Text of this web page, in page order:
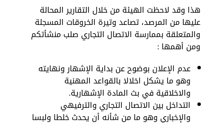
هذا وقد لاحظت الهيئة من خلال التقارير المحالة
عليها من المرصد، تصاعد وتيرة الخروقات المسجلة
والمتعلقة بممارسة الاتصال التجاري صلب منشأتكم
ومن أهمها :
عدم الإعلان بوضوح عن بداية الإشهار ونهايته
وهو ما يشكل اخلالا بالقواعد المهنية
والاخلاقية في بث المادة الإشهارية.
التداخل بين الاتصال التجاري والترفيهي
والإخباري وهو ما من شأنه أن يحدث خلطا ولبسا